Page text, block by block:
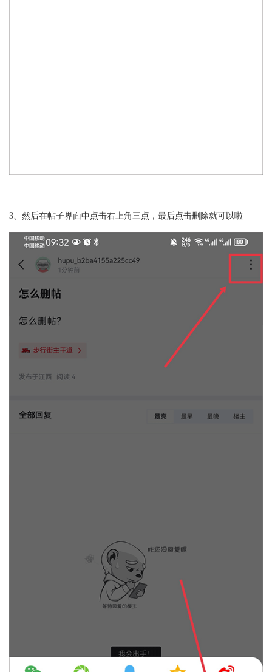
3、然后在帖子界面中点击右上角三点，最后点击删除就可以啦